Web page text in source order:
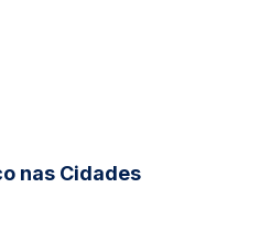
nas Cidades